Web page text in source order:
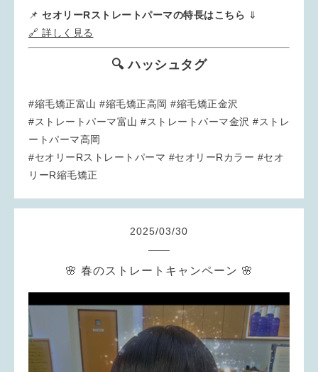
📌 セオリーRストレートパーマの特長はこちら ⇓
🔗 詳しく見る
🔍 ハッシュタグ
#縮毛矯正富山 #縮毛矯正高岡 #縮毛矯正金沢
#ストレートパーマ富山 #ストレートパーマ金沢 #ストレ
ートパーマ高岡
#セオリーRストレートパーマ #セオリーRカラー #セオ
リーR縮毛矯正
2025/03/30
🌸 春のストレートキャンペーン 🌸